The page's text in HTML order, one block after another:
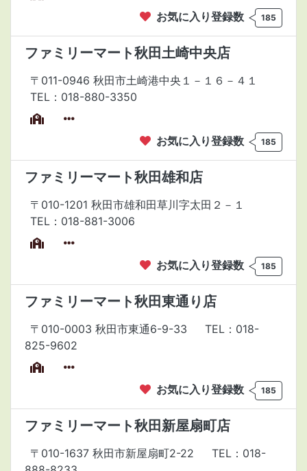
お気に入り登録数 185
ファミリーマート秋田土崎中央店
〒011-0946 秋田市土崎港中央１－１６－４１
TEL：018-880-3350
お気に入り登録数 185
ファミリーマート秋田雄和店
〒010-1201 秋田市雄和田草川字太田２－１
TEL：018-881-3006
お気に入り登録数 185
ファミリーマート秋田東通り店
〒010-0003 秋田市東通6-9-33
TEL：018-
825-9602
お気に入り登録数 185
ファミリーマート秋田新屋扇町店
〒010-1637 秋田市新屋扇町2-22
TEL：018-